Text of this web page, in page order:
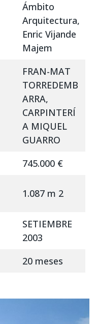
Ámbito
Arquitectura,
Enric Vijande
Majem
FRAN-MAT
TORREDEMB
ARRA,
CARPINTERÍ
A MIQUEL
GUARRO
745.000 €
1.087 m 2
SETIEMBRE
2003
20 meses